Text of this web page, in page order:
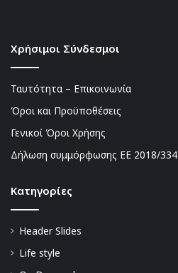
Χρήσιμοι Σύνδεσμοι
Ταυτότητα – Επικοινωνία
Όροι και Προϋποθέσεις
Γενικοί Όροι Χρήσης
Δήλωση συμμόρφωσης ΕΕ 2018/334
Kατηγορίες
Header Slides
Life style